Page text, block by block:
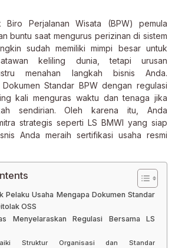
Biro Perjalanan Wisata (BPW) pemula
buntu saat mengurus perizinan di sistem
sudah memiliki mimpi besar untuk
keliling dunia, tetapi urusan
menahan langkah bisnis Anda.
Standar BPW dengan regulasi
kali menguras waktu dan tenaga jika
sendirian. Oleh karena itu, Anda
strategis seperti LS BMWI yang siap
Anda meraih sertifikasi usaha resmi
Pelaku Usaha Mengapa Dokumen Standar
OSS
Menyelaraskan Regulasi Bersama LS
Struktur Organisasi dan Standar